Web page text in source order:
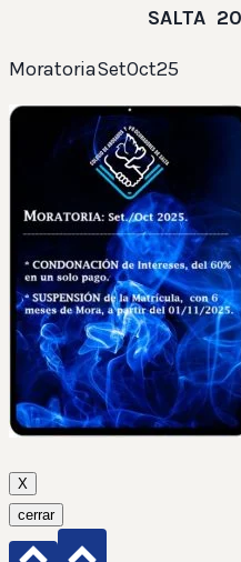
SALTA
MoratoriaSetOct25
X
cerrar